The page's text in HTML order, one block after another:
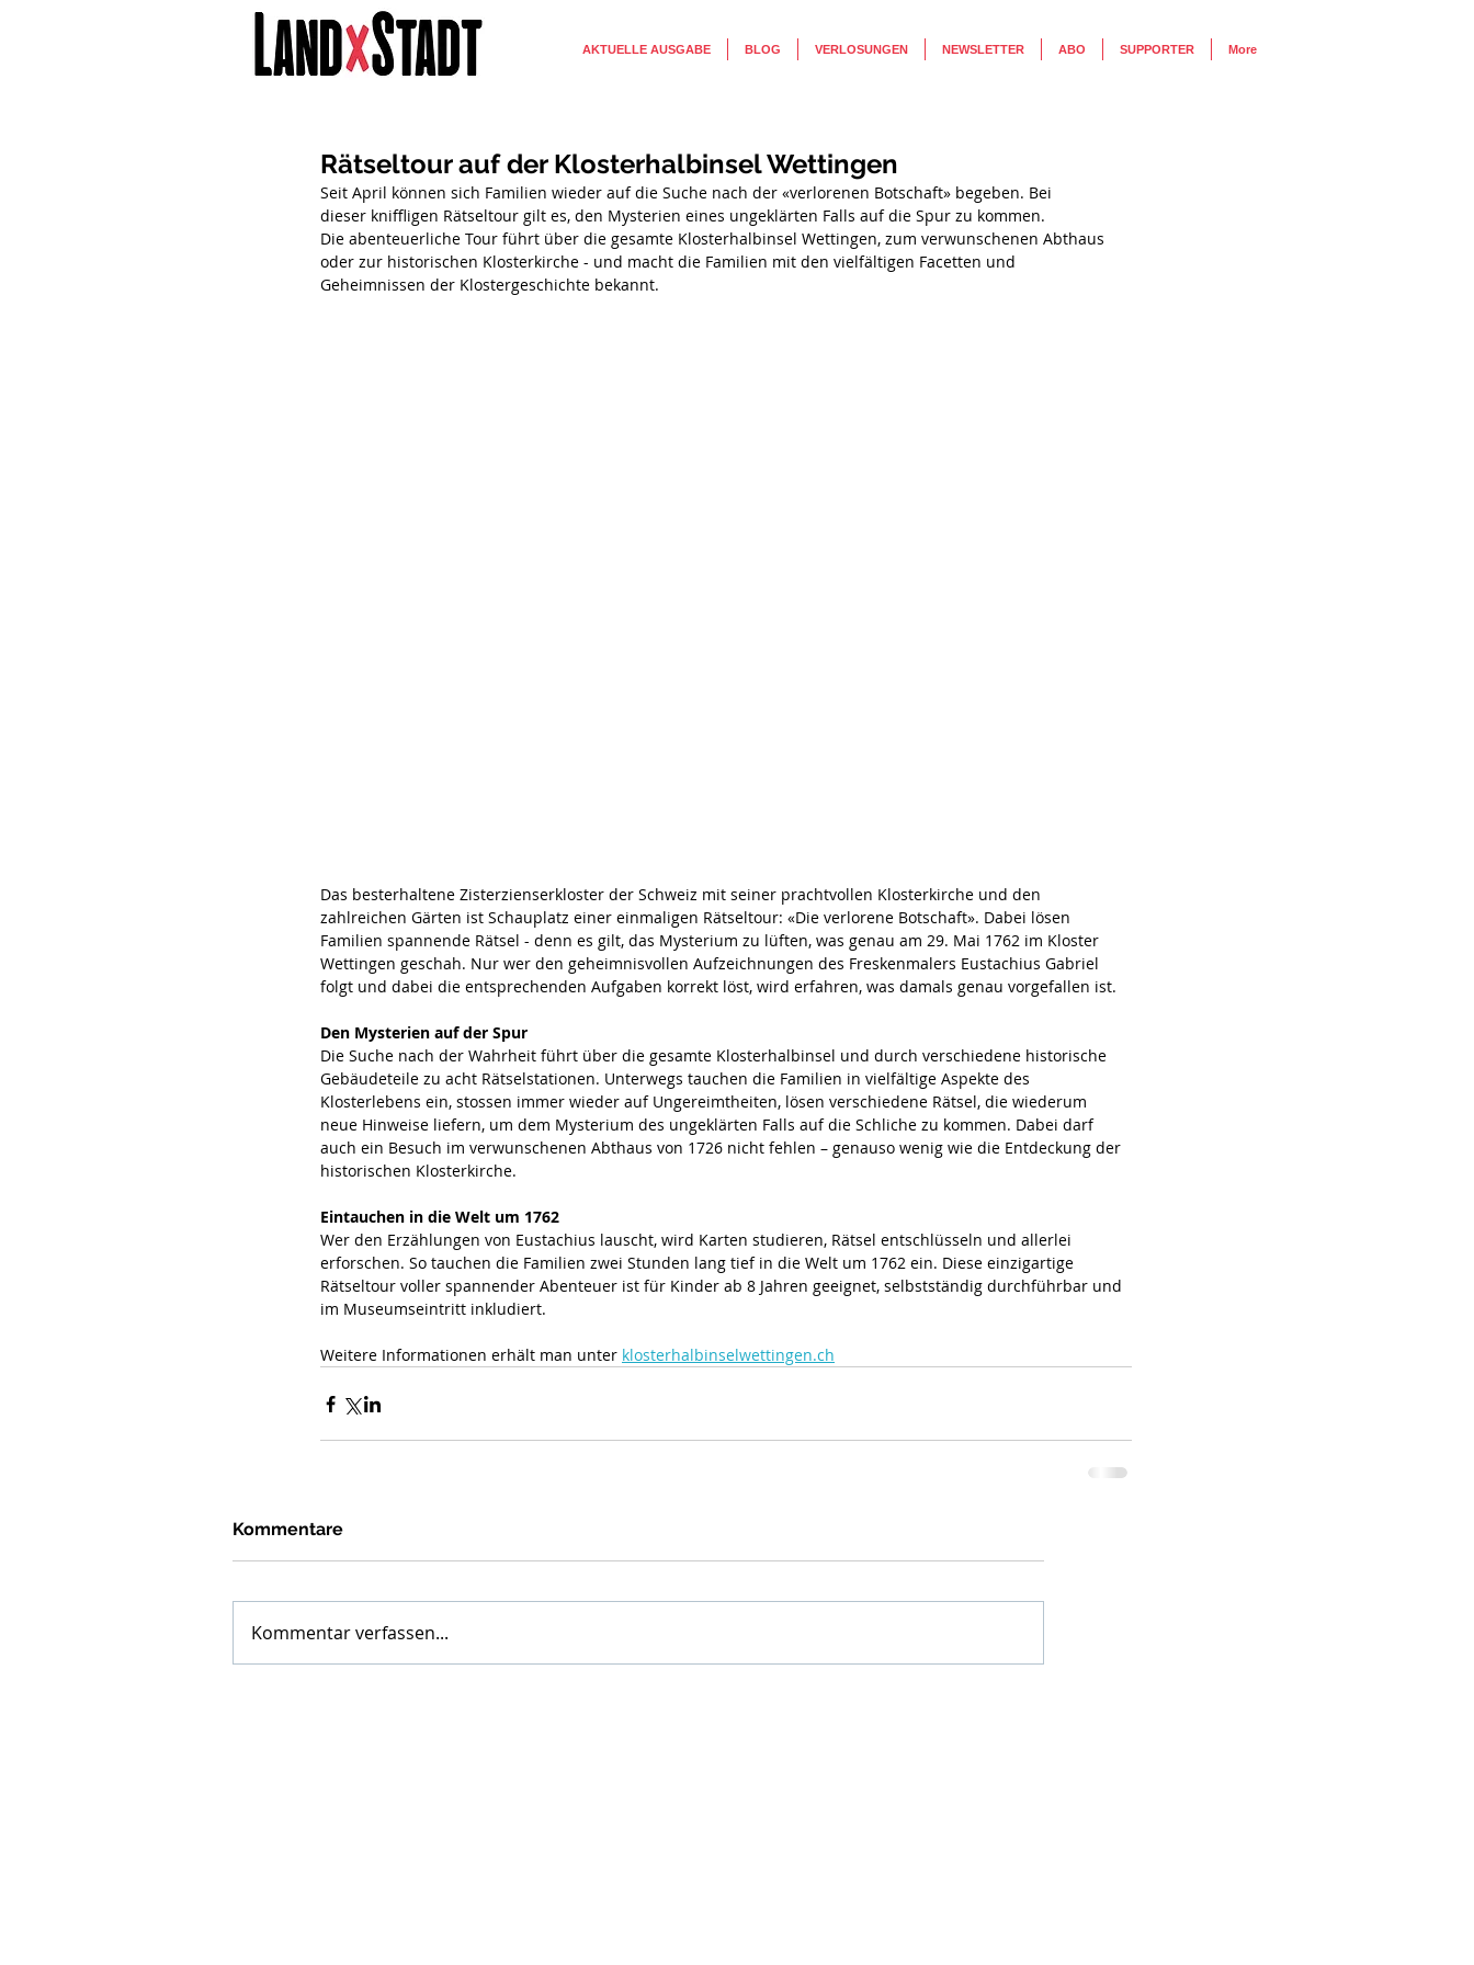
AKTUELLE AUSGABE BLOG VERLOSUNGEN NEWSLETTER ABO SUPPORTER More
Rätseltour auf der Klosterhalbinsel Wettingen
Seit April können sich Familien wieder auf die Suche nach der «verlorenen Botschaft» begeben. Bei
dieser kniffligen Rätseltour gilt es, den Mysterien eines ungeklärten Falls auf die Spur zu kommen.
Die abenteuerliche Tour führt über die gesamte Klosterhalbinsel Wettingen, zum verwunschenen Abthaus
oder zur historischen Klosterkirche - und macht die Familien mit den vielfältigen Facetten und
Geheimnissen der Klostergeschichte bekannt.
Das besterhaltene Zisterzienserkloster der Schweiz mit seiner prachtvollen Klosterkirche und den
zahlreichen Gärten ist Schauplatz einer einmaligen Rätseltour: «Die verlorene Botschaft». Dabei lösen
Familien spannende Rätsel - denn es gilt, das Mysterium zu lüften, was genau am 29. Mai 1762 im Kloster
Wettingen geschah. Nur wer den geheimnisvollen Aufzeichnungen des Freskenmalers Eustachius Gabriel
folgt und dabei die entsprechenden Aufgaben korrekt löst, wird erfahren, was damals genau vorgefallen ist.
Den Mysterien auf der Spur
Die Suche nach der Wahrheit führt über die gesamte Klosterhalbinsel und durch verschiedene historische
Gebäudeteile zu acht Rätselstationen. Unterwegs tauchen die Familien in vielfältige Aspekte des
Klosterlebens ein, stossen immer wieder auf Ungereimtheiten, lösen verschiedene Rätsel, die wiederum
neue Hinweise liefern, um dem Mysterium des ungeklärten Falls auf die Schliche zu kommen. Dabei darf
auch ein Besuch im verwunschenen Abthaus von 1726 nicht fehlen – genauso wenig wie die Entdeckung der
historischen Klosterkirche.
Eintauchen in die Welt um 1762
Wer den Erzählungen von Eustachius lauscht, wird Karten studieren, Rätsel entschlüsseln und allerlei
erforschen. So tauchen die Familien zwei Stunden lang tief in die Welt um 1762 ein. Diese einzigartige
Rätseltour voller spannender Abenteuer ist für Kinder ab 8 Jahren geeignet, selbstständig durchführbar und
im Museumseintritt inkludiert.
Weitere Informationen erhält man unter klosterhalbinselwettingen.ch
Kommentare
Kommentar verfassen...